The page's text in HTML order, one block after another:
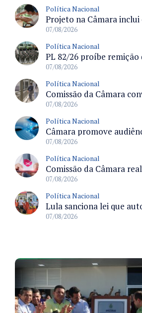
Política Nacional
07/08/2026
Política Nacional
07/08/2026
Política Nacional
07/08/2026
Política Nacional
07/08/2026
Política Nacional
07/08/2026
Política Nacional
07/08/2026